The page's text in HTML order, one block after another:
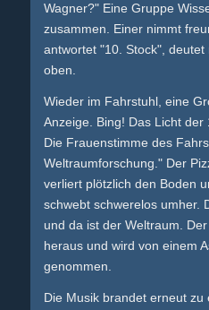
Wagner?" Eine Gruppe
zusammen. Einer nimmt
antwortet "10. Stock",
oben.
Wieder im Fahrstuhl, eine
Anzeige. Bing! Das Licht der
Die Frauenstimme des
Weltraumforschung." Der
verliert plötzlich den Boden
schwebt schwerelos umher.
und da ist der Weltraum.
heraus und wird von einem
genommen.
Die Musik brandet erneut zu